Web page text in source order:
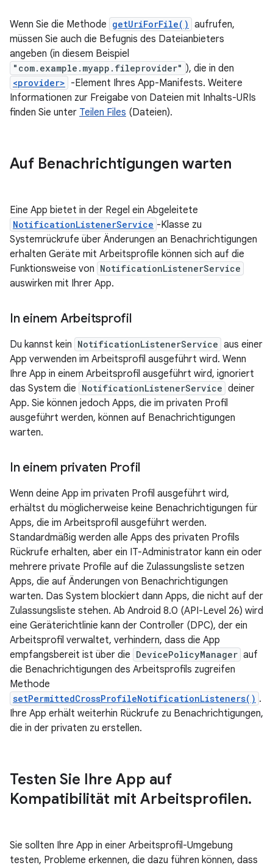
Wenn Sie die Methode getUriForFile() aufrufen,
müssen Sie auch die Befugnis des Dateianbieters
angeben (in diesem Beispiel
"com.example.myapp.fileprovider" ), die in den
<provider> -Element Ihres App-Manifests. Weitere
Informationen zur Freigabe von Dateien mit Inhalts-URIs
finden Sie unter Teilen Files (Dateien).
Auf Benachrichtigungen warten
Eine App bietet in der Regel ein Abgeleitete
NotificationListenerService -Klasse zu
Systemrückrufe über Änderungen an Benachrichtigungen
erhalten Geräte mit Arbeitsprofile können sich auf die
Funktionsweise von NotificationListenerService
auswirken mit Ihrer App.
In einem Arbeitsprofil
Du kannst kein NotificationListenerService aus einer
App verwenden im Arbeitsprofil ausgeführt wird. Wenn
Ihre App in einem Arbeitsprofil ausgeführt wird, ignoriert
das System die NotificationListenerService deiner
App. Sie können jedoch Apps, die im privaten Profil
ausgeführt werden, können auf Benachrichtigungen
warten.
In einem privaten Profil
Wenn deine App im privaten Profil ausgeführt wird,
erhältst du möglicherweise keine Benachrichtigungen für
Apps, die im Arbeitsprofil ausgeführt werden.
Standardmäßig werden alle Apps des privaten Profils
Rückrufe erhalten, aber ein IT-Administrator kann ein oder
mehrere private Profile auf die Zulassungsliste setzen
Apps, die auf Änderungen von Benachrichtigungen
warten. Das System blockiert dann Apps, die nicht auf der
Zulassungsliste stehen. Ab Android 8.0 (API-Level 26) wird
eine Geräterichtlinie kann der Controller (DPC), der ein
Arbeitsprofil verwaltet, verhindern, dass die App
empfangsbereit ist über die DevicePolicyManager auf
die Benachrichtigungen des Arbeitsprofils zugreifen
Methode
setPermittedCrossProfileNotificationListeners() .
Ihre App erhält weiterhin Rückrufe zu Benachrichtigungen,
die in der privaten zu erstellen.
Testen Sie Ihre App auf
Kompatibilität mit Arbeitsprofilen.
Sie sollten Ihre App in einer Arbeitsprofil-Umgebung
testen, Probleme erkennen, die dazu führen können, dass